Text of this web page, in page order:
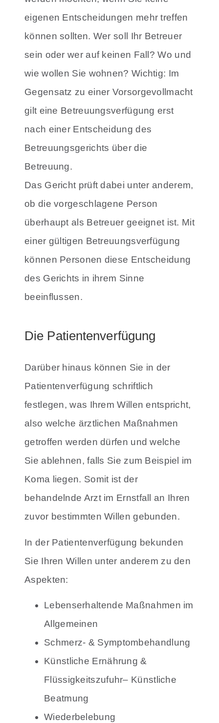
eigenen Entscheidungen mehr treffen
können sollten. Wer soll Ihr Betreuer
sein oder wer auf keinen Fall? Wo und
wie wollen Sie wohnen? Wichtig: Im
Gegensatz zu einer Vorsorgevollmacht
gilt eine Betreuungsverfügung erst
nach einer Entscheidung des
Betreuungsgerichts über die
Betreuung.
Das Gericht prüft dabei unter anderem,
ob die vorgeschlagene Person
überhaupt als Betreuer geeignet ist. Mit
einer gültigen Betreuungsverfügung
können Personen diese Entscheidung
des Gerichts in ihrem Sinne
beeinflussen.
Die Patientenverfügung
Darüber hinaus können Sie in der
Patientenverfügung schriftlich
festlegen, was Ihrem Willen entspricht,
also welche ärztlichen Maßnahmen
getroffen werden dürfen und welche
Sie ablehnen, falls Sie zum Beispiel im
Koma liegen. Somit ist der
behandelnde Arzt im Ernstfall an Ihren
zuvor bestimmten Willen gebunden.
In der Patientenverfügung bekunden
Sie Ihren Willen unter anderem zu den
Aspekten:
Lebenserhaltende Maßnahmen im
Allgemeinen
Schmerz- & Symptombehandlung
Künstliche Ernährung &
Flüssigkeitszufuhr– Künstliche
Beatmung
Wiederbelebung